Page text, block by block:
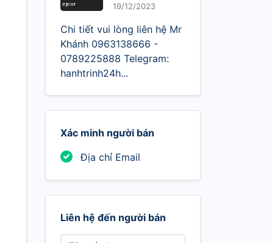
19/12/2023
Chi tiết vui lòng liên hệ Mr
Khánh 0963138666 -
0789225888 Telegram:
hanhtrinh24h...
Xác minh người bán
Địa chỉ Email
Liên hệ đến người bán